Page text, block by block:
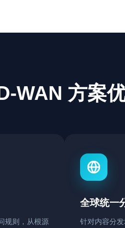
WAN 方案
规则，从根源
全球统一
针对内容分